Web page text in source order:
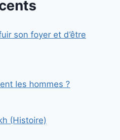
son foyer et d’être
les hommes ?
(Histoire)